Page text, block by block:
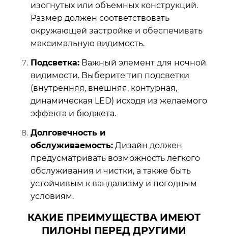
изогнутых или объемных конструкций.
Размер должен соответствовать
окружающей застройке и обеспечивать
максимальную видимость.
Подсветка: Важный элемент для ночной
видимости. Выберите тип подсветки
(внутренняя, внешняя, контурная,
динамическая LED) исходя из желаемого
эффекта и бюджета.
Долговечность и
обслуживаемость: Дизайн должен
предусматривать возможность легкого
обслуживания и чистки, а также быть
устойчивым к вандализму и погодным
условиям.
КАКИЕ ПРЕИМУЩЕСТВА ИМЕЮТ
ПИЛОНЫ ПЕРЕД ДРУГИМИ